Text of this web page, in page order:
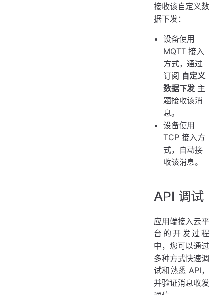
接收该自定义数
据下发：
设备使用
MQTT 接入
方式，通过
订阅 自定义
数据下发 主
题接收该消
息。
设备使用
TCP 接入方
式，自动接
收该消息。
API 调试
应用端接入云平
台的开发过程
中，您可以通过
多种方式快速调
试和熟悉 API，
并验证消息收发